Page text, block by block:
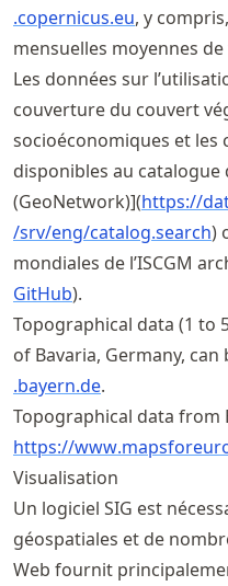
.copernicus.eu, y
mensuelles moyennes
Les données sur
couverture du couvert
socioéconomiques et
disponibles au catalogue
(GeoNetwork)](https://
/srv/eng/catalog.search)
mondiales de l’ISCGM
GitHub).
Topographical data (1 to
of Bavaria, Germany,
.bayern.de.
Topographical data from
https://www
Visualisation
Un logiciel SIG est
géospatiales et de
Web fournit